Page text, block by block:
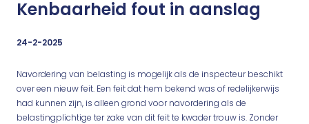
Kenbaarheid fout in aanslag
24-2-2025
Navordering van belasting is mogelijk als de inspecteur beschikt
over een nieuw feit. Een feit dat hem bekend was of redelijkerwijs
had kunnen zijn, is alleen grond voor navordering als de
belastingplichtige ter zake van dit feit te kwader trouw is. Zonder